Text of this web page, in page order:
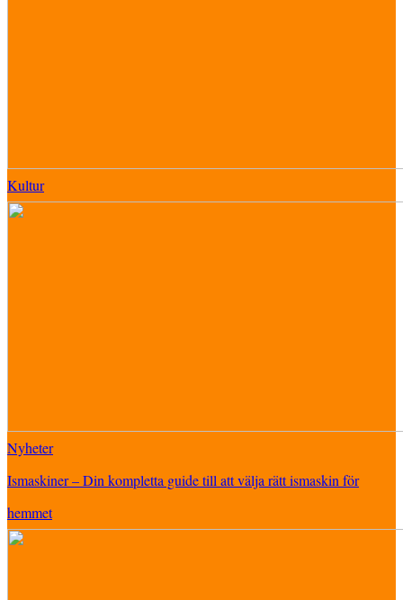
Kultur
Nyheter
Ismaskiner – Din kompletta guide till att välja rätt ismaskin för
hemmet